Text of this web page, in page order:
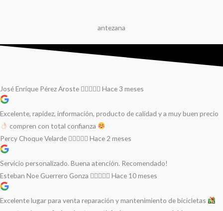
antezana
José Enrique Pérez Aroste Hace 3 meses
Excelente, rapidez, información, producto de calidad y a muy buen precio
compren con total confianza
Percy Choque Velarde
Hace 2 meses
Servicio personalizado. Buena atención. Recomendado!
Esteban Noe Guerrero Gonza
Hace 10 meses
Excelente lugar para venta reparación y mantenimiento de bicicletas